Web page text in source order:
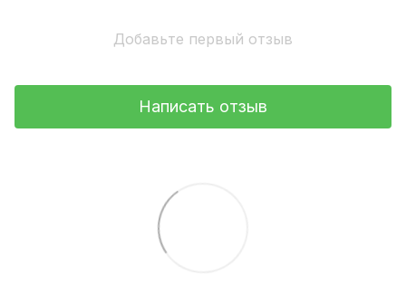
Добавьте первый отзыв
Написать отзыв